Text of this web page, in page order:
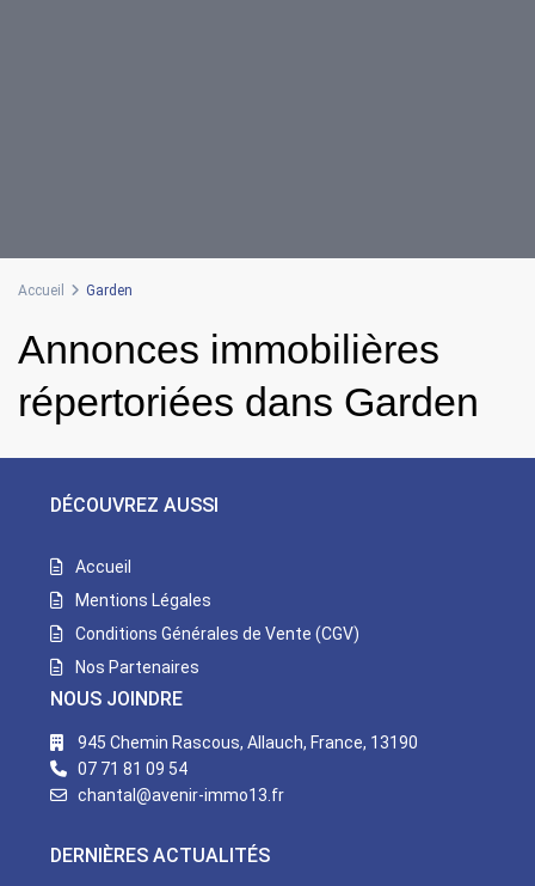
Accueil Garden
Annonces immobilières
répertoriées dans Garden
DÉCOUVREZ AUSSI
Accueil
Mentions Légales
Conditions Générales de Vente (CGV)
Nos Partenaires
NOUS JOINDRE
945 Chemin Rascous, Allauch, France, 13190
07 71 81 09 54
chantal@avenir-immo13.fr
DERNIÈRES ACTUALITÉS